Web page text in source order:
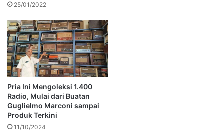
25/01/2022
Pria Ini Mengoleksi 1.400
Radio, Mulai dari Buatan
Guglielmo Marconi sampai
Produk Terkini
11/10/2024